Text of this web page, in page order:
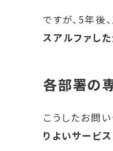
ですが、5年後
スアルファし
各部署の
こうしたお問
りよいサービ